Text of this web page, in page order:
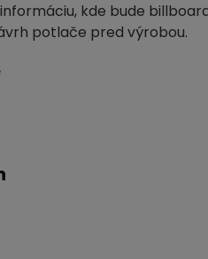
kde bude
potlače pred výrobou.